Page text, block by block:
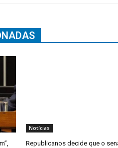
Notícias
Republicanos decide que o